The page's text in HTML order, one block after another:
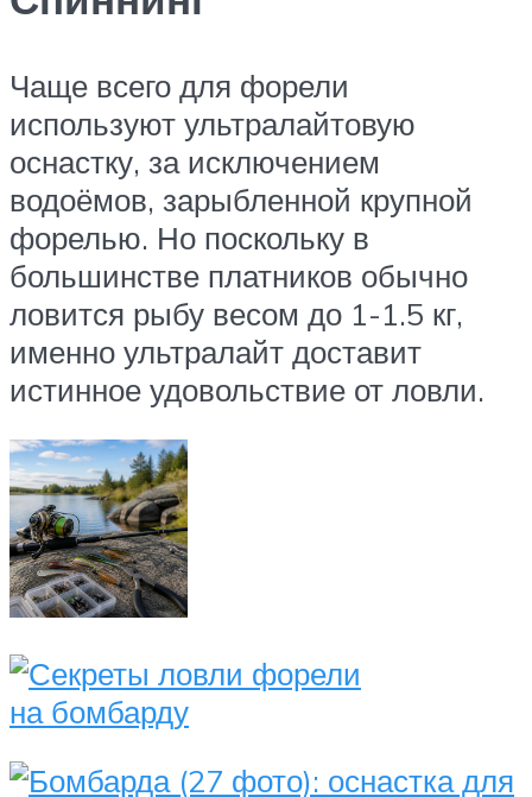
Чаще всего для форели
используют ультралайтовую
оснастку, за исключением
водоёмов, зарыбленной крупной
форелью. Но поскольку в
большинстве платников обычно
ловится рыбу весом до 1-1.5 кг,
именно ультралайт доставит
истинное удовольствие от ловли.